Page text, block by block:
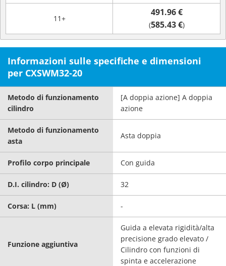
11+
491.96 €
(585.43 €)
Informazioni sulle specifiche e dimensioni
per CXSWM32-20
Metodo di funzionamento
cilindro
[A doppia azione] A doppia
azione
Metodo di funzionamento
asta
Asta doppia
Profilo corpo principale Con guida
D.I. cilindro: D (Ø) 32
Corsa: L (mm) -
Funzione aggiuntiva
Guida a elevata rigidità/alta
precisione grado elevato /
Cilindro con funzioni di
spinta e accelerazione